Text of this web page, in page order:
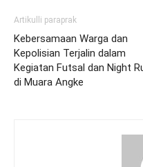
Artikulli paraprak
Kebersamaan Warga dan
Kepolisian Terjalin dalam
Kegiatan Futsal dan Night
di Muara Angke